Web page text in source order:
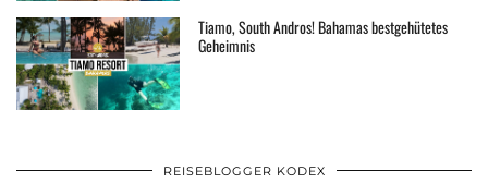
Tiamo, South Andros! Bahamas bestgehütetes
Geheimnis
REISEBLOGGER KODEX